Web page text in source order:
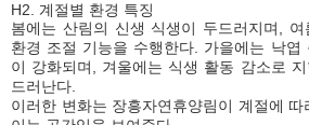
H2. 계절별 환경 특징
봄에는 산림의 신생 식생이 두드러지며,
환경 조절 기능을 수행한다. 가을에는 낙엽
이 강화되며, 겨울에는 식생 활동 감소로
드러난다.
이러한 변화는 장흥자연휴양림이 계절에